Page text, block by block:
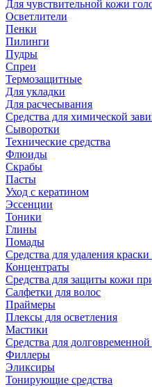
Для чувствительной кожи
Осветлители
Пенки
Пилинги
Пудры
Спреи
Термозащитные
Для укладки
Для расчесывания
Средства для химической
Сыворотки
Технические средства
Флюиды
Скрабы
Пасты
Уход с кератином
Эссенции
Тоники
Глины
Помады
Средства для удаления
Концентраты
Средства для защиты кожи
Салфетки для волос
Праймеры
Плексы для осветления
Мастики
Средства для
Филлеры
Эликсиры
Тонирующие средства